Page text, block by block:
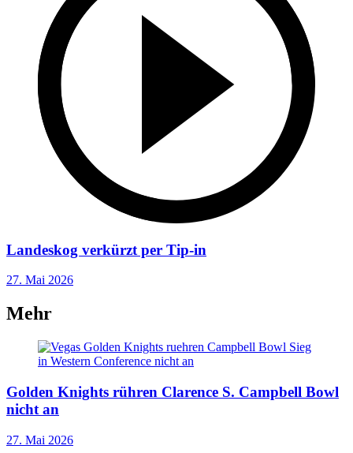
Landeskog verkürzt per Tip-in
27. Mai 2026
Mehr
Golden Knights rühren Clarence S. Campbell Bowl
nicht an
27. Mai 2026